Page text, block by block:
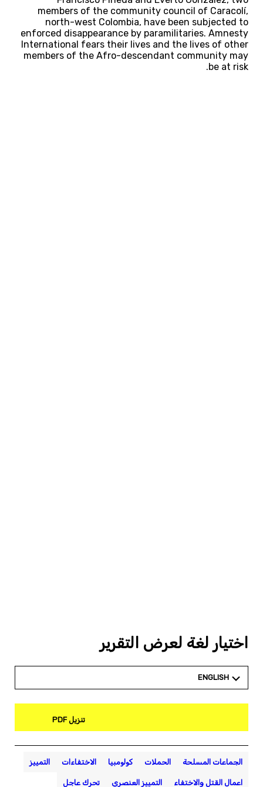
members of the community council of Caracolí,
north-west Colombia, have been subjected to
enforced disappearance by paramilitaries. Amnesty
International fears their lives and the lives of other
members of the Afro-descendant community may
be at risk.
اختيار لغة لعرض التقرير
ENGLISH
تنزيل PDF
الجماعات المسلحة الحملات كولومبيا الاختفاءات التمييز
اعمال القتل والاختفاء التمييز العنصري تحرك عاجل